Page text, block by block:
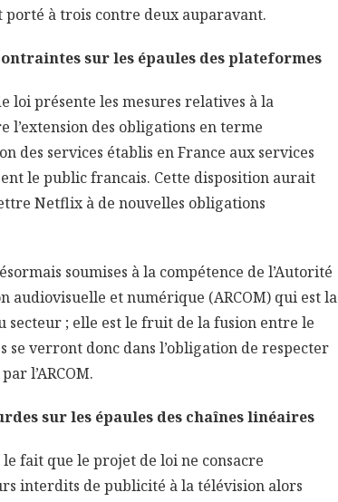
à trois contre deux auparavant.
sur les épaules des plateformes
présente les mesures relatives à la
l’extension des obligations en terme
des services établis en France aux services
le public francais. Cette disposition aurait
Netflix à de nouvelles obligations
soumises à la compétence de l’Autorité
audiovisuelle et numérique (ARCOM) qui est la
; elle est le fruit de la fusion entre le
se verront donc dans l’obligation de respecter
l’ARCOM.
sur les épaules des chaînes linéaires
fait que le projet de loi ne consacre
interdits de publicité à la télévision alors